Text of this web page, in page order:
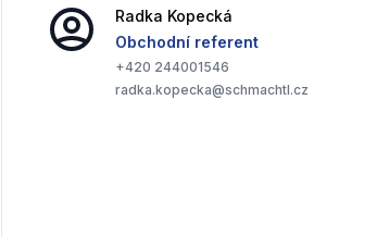
Radka Kopecká
Obchodní referent
+420 244001546
radka.kopecka@schmachtl.cz